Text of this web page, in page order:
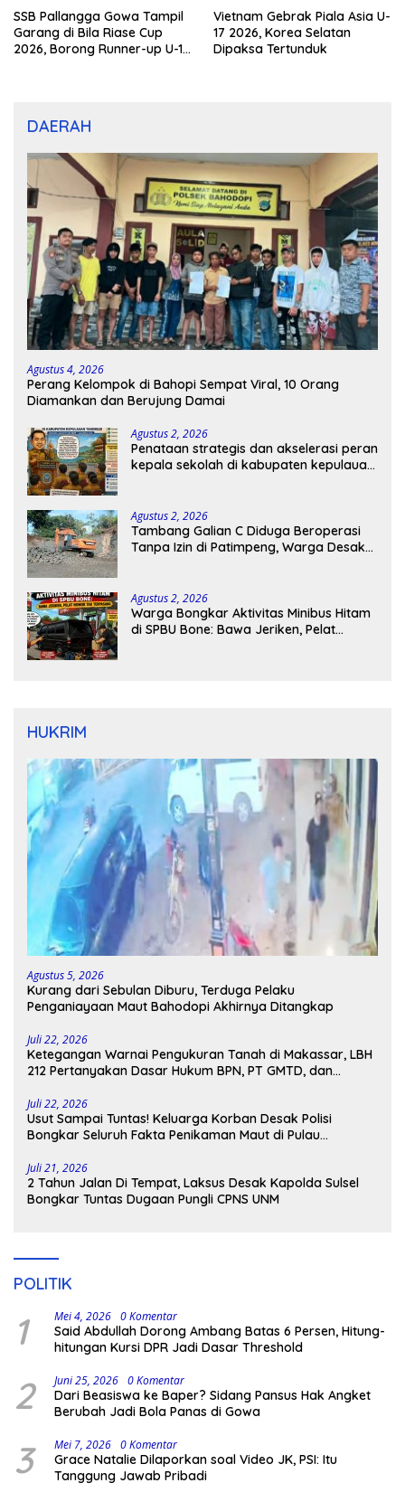
SSB Pallangga Gowa Tampil
Garang di Bila Riase Cup
2026, Borong Runner-up U-10
Vietnam Gebrak Piala Asia U-
17 2026, Korea Selatan
Dipaksa Tertunduk
DAERAH
Agustus 4, 2026
Perang Kelompok di Bahopi Sempat Viral, 10 Orang
Diamankan dan Berujung Damai
Agustus 2, 2026
Penataan strategis dan akselerasi peran
kepala sekolah di kabupaten kepulauan
Agustus 2, 2026
Tambang Galian C Diduga Beroperasi
Tanpa Izin di Patimpeng, Warga Desak
Agustus 2, 2026
Warga Bongkar Aktivitas Minibus Hitam
di SPBU Bone: Bawa Jeriken, Pelat
HUKRIM
Agustus 5, 2026
Kurang dari Sebulan Diburu, Terduga Pelaku
Penganiayaan Maut Bahodopi Akhirnya Ditangkap
Juli 22, 2026
Ketegangan Warnai Pengukuran Tanah di Makassar, LBH
212 Pertanyakan Dasar Hukum BPN, PT GMTD, dan
Juli 22, 2026
Usut Sampai Tuntas! Keluarga Korban Desak Polisi
Bongkar Seluruh Fakta Penikaman Maut di Pulau
Juli 21, 2026
2 Tahun Jalan Di Tempat, Laksus Desak Kapolda Sulsel
Bongkar Tuntas Dugaan Pungli CPNS UNM
POLITIK
1 Mei 4, 2026 0 Komentar
Said Abdullah Dorong Ambang Batas 6 Persen, Hitung-
hitungan Kursi DPR Jadi Dasar Threshold
2 Juni 25, 2026 0 Komentar
Dari Beasiswa ke Baper? Sidang Pansus Hak Angket
Berubah Jadi Bola Panas di Gowa
3 Mei 7, 2026 0 Komentar
Grace Natalie Dilaporkan soal Video JK, PSI: Itu
Tanggung Jawab Pribadi